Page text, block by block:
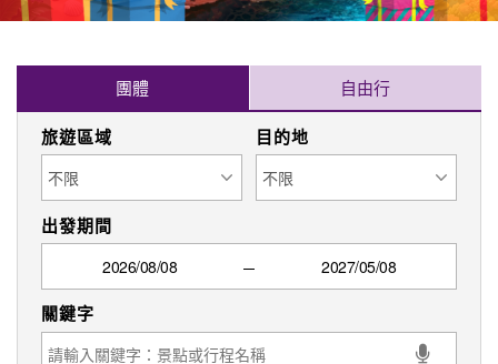
團體 自由行
旅遊區域 目的地
出發期間